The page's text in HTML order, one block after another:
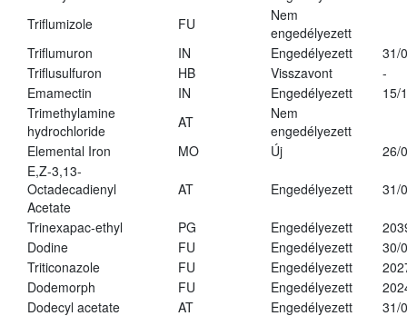
Triflumizole
FU
Nem
engedélyezett
Triflumuron
IN Engedélyezett
31/
Triflusulfuron
HB Visszavont
-
Emamectin
IN Engedélyezett
15/
Trimethylamine
hydrochloride
AT
Nem
engedélyezett
Elemental Iron
MO Új
26/
E,Z-3,13-
Octadecadienyl
Acetate
AT Engedélyezett 31/
Trinexapac-ethyl PG Engedélyezett
Dodine
FU Engedélyezett
30/
Triticonazole
FU Engedélyezett
Dodemorph
FU Engedélyezett
Dodecyl acetate
AT Engedélyezett 31/